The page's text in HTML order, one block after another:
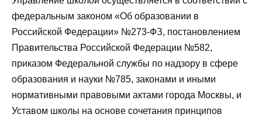
федеральным законом «Об образовании в
Российской Федерации» №273-ФЗ, постановлением
Правительства Российской Федерации №582,
приказом Федеральной службы по надзору в сфере
образования и науки №785, законами и иными
нормативными правовыми актами города Москвы, и
Уставом школы на основе сочетания принципов